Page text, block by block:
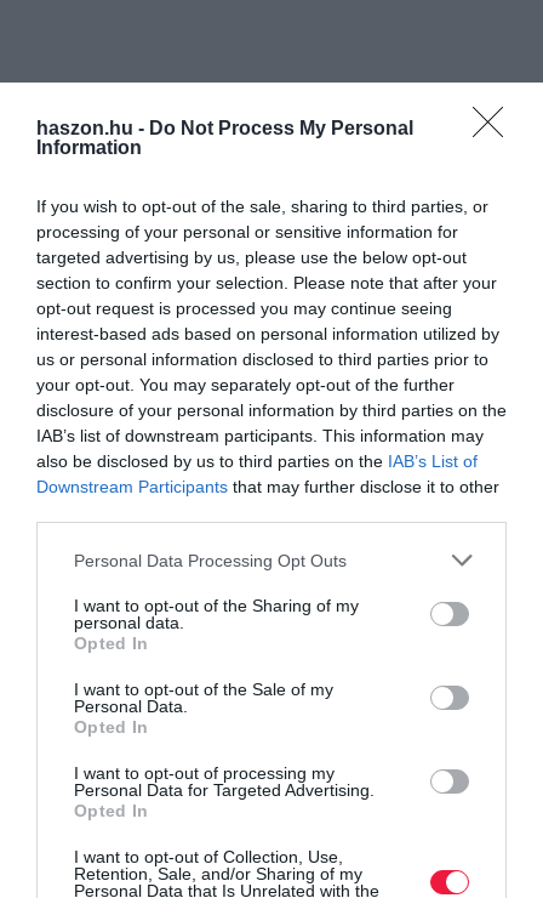
haszon.hu - Do Not Process My Personal
Information
If you wish to opt-out of the sale, sharing to third parties, or
processing of your personal or sensitive information for
targeted advertising by us, please use the below opt-out
section to confirm your selection. Please note that after your
opt-out request is processed you may continue seeing
interest-based ads based on personal information utilized by
us or personal information disclosed to third parties prior to
your opt-out. You may separately opt-out of the further
disclosure of your personal information by third parties on the
IAB’s list of downstream participants. This information may
also be disclosed by us to third parties on the IAB’s List of
Downstream Participants that may further disclose it to other
Please note that this website/app uses one or more Google
not limited to your visit or usage behaviour. You may click to
grant or deny consent to Google and its third-party tags to
use your data for below specified purposes in below Google
consent section.
Personal Data Processing Opt Outs
I want to opt-out of the Sharing of my
personal data.
Opted In
I want to opt-out of the Sale of my
Personal Data.
Opted In
I want to opt-out of processing my
Personal Data for Targeted Advertising.
Opted In
I want to opt-out of Collection, Use,
Retention, Sale, and/or Sharing of my
Personal Data that Is Unrelated with the
Ez is érdekelhet!Drónok, kamerák, önjáró
gépek: digitális forradalom a
gyümölcsösökben
repce őszi kalászosok
nyugalmi állapotban vannak. Az
év első heteire jellemző nagy hidegben a hótakaró nagyon
kedvező volt számukra, védte a növényeket a fagykártól, majd a
nedvesség lassan a talajba szivárgott. Az Alföldön a mélyebb
talajrétegek (30-40 cm alatt) továbbra is szárazak, tavaszig
legalább a fölső egy méternek föl kellene töltődnie, hogy a
következő nyáron legyen tartalék nedvesség a növények számára.
Ezek a legkapósabb új traktorok
Új vagy használt? Tízmilliós dilemmák
traktorvásárláskor
Ez a világ legerősebb hibrid hajtású traktora
időjárás előrejelzés hungaromet csapadék